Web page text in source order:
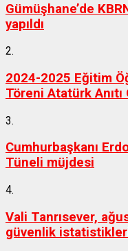
Gümüşhane’de
yapıldı
2.
2024-2025 Eğitim
Töreni Atatürk Anıtı
3.
Cumhurbaşkanı
Tüneli müjdesi
4.
Vali Tanrısever,
güvenlik